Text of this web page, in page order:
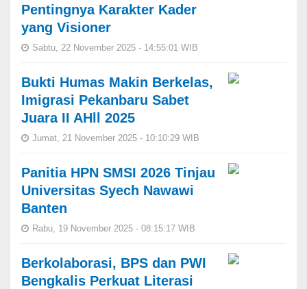
Pentingnya Karakter Kader
yang Visioner
Sabtu, 22 November 2025 - 14:55:01 WIB
Bukti Humas Makin Berkelas,
Imigrasi Pekanbaru Sabet
Juara II AHll 2025
Jumat, 21 November 2025 - 10:10:29 WIB
Panitia HPN SMSI 2026 Tinjau
Universitas Syech Nawawi
Banten
Rabu, 19 November 2025 - 08:15:17 WIB
Berkolaborasi, BPS dan PWI
Bengkalis Perkuat Literasi